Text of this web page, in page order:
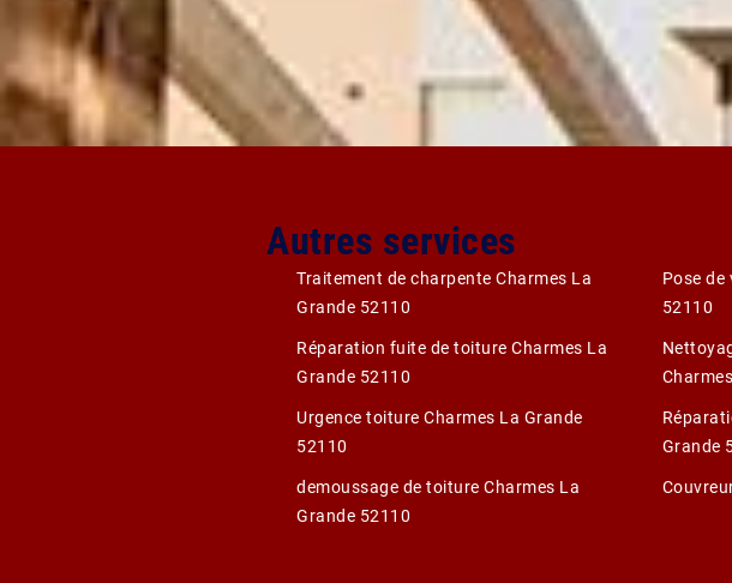
Autres services
Traitement de charpente Charmes La
Grande 52110
Réparation fuite de toiture Charmes La
Grande 52110
Urgence toiture Charmes La Grande
52110
demoussage de toiture Charmes La
Grande 52110
Pose de
52110
Grande